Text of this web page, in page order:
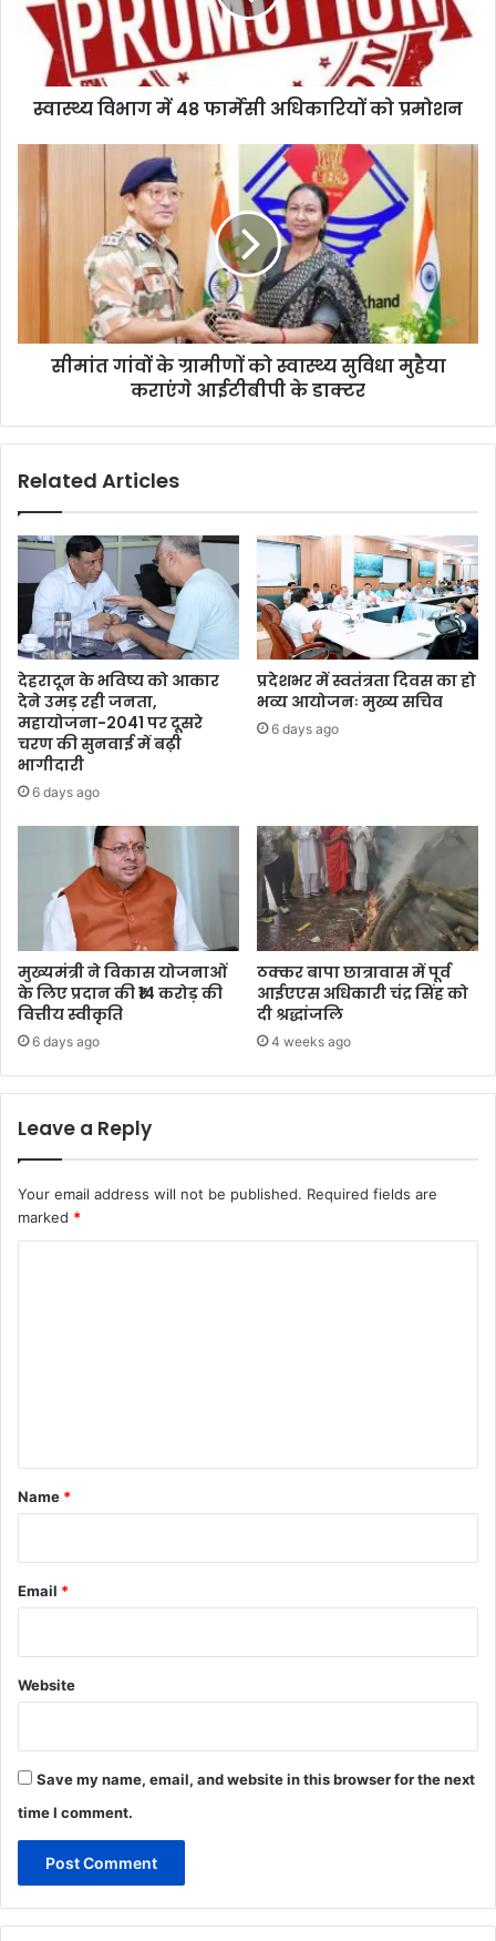
स्वास्थ्य विभाग में 48 फार्मेसी अधिकारियों को प्रमोशन
सीमांत गांवों के ग्रामीणों को स्वास्थ्य सुविधा मुहैया
कराएंगे आईटीबीपी के डाक्टर
Related Articles
देहरादून के भविष्य को आकार
देने उमड़ रही जनता,
महायोजना-2041 पर दूसरे
चरण की सुनवाई में बढ़ी
भागीदारी
6 days ago
प्रदेशभर में स्वतंत्रता दिवस का हो
भव्य आयोजनः मुख्य सचिव
6 days ago
मुख्यमंत्री ने विकास योजनाओं
के लिए प्रदान की ₹14 करोड़ की
वित्तीय स्वीकृति
6 days ago
ठक्कर बापा छात्रावास में पूर्व
आईएएस अधिकारी चंद्र सिंह को
दी श्रद्धांजलि
4 weeks ago
Leave a Reply
Your email address will not be published. Required fields are
marked *
*
Name *
Email *
Website
Save my name, email, and website in this browser for the next
time I comment.